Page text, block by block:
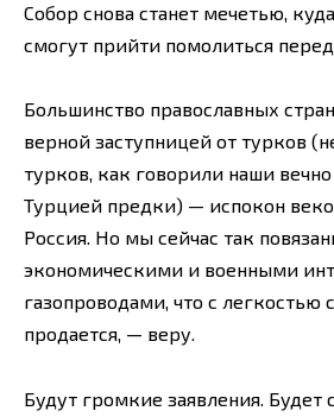
Собор снова станет мечетью,
смогут прийти помолиться
Большинство православных
верной заступницей от турков
турков, как говорили наши
Турцией предки) — испокон
Россия. Но мы сейчас так
экономическими и военными
газопроводами, что с легкостью
продается, — веру.
Будут громкие заявления.